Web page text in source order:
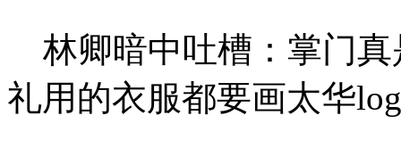
林卿暗中吐槽：掌门真
礼用的衣服都要画太华